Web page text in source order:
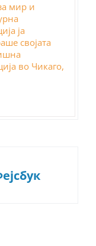
мир и
ја
својата
во Чикаго,